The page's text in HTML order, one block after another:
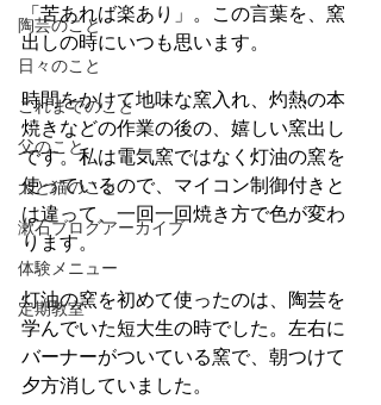
陶芸のこと
日々のこと
これまでのこと
父のこと
犬と猫のこと
漱石ブログアーカイブ
体験メニュー
定期教室
「苦あれば楽あり」。この言葉を、窯
出しの時にいつも思います。
時間をかけて地味な窯入れ、灼熱の本
焼きなどの作業の後の、嬉しい窯出し
です。私は電気窯ではなく灯油の窯を
使っているので、マイコン制御付きと
は違って、一回一回焼き方で色が変わ
ります。
灯油の窯を初めて使ったのは、陶芸を
学んでいた短大生の時でした。左右に
バーナーがついている窯で、朝つけて
夕方消していました。